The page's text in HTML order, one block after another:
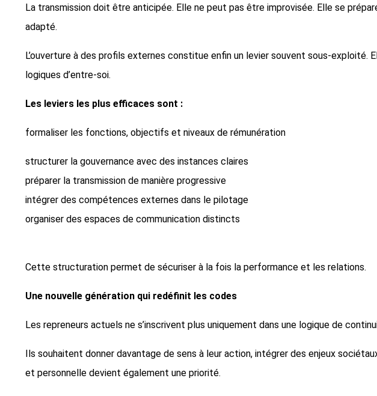
La transmission doit être anticipée. Elle ne peut pas être improvisée. Elle se
adapté.
L’ouverture à des profils externes constitue enfin un levier souvent sous-
logiques d’entre-soi.
Les leviers les plus efficaces sont :
formaliser les fonctions, objectifs et niveaux de rémunération
structurer la gouvernance avec des instances claires
préparer la transmission de manière progressive
intégrer des compétences externes dans le pilotage
organiser des espaces de communication distincts
Cette structuration permet de sécuriser à la fois la performance et les relations.
Une nouvelle génération qui redéfinit les codes
Les repreneurs actuels ne s’inscrivent plus uniquement dans une logique de
Ils souhaitent donner davantage de sens à leur action, intégrer des enjeux
et personnelle devient également une priorité.